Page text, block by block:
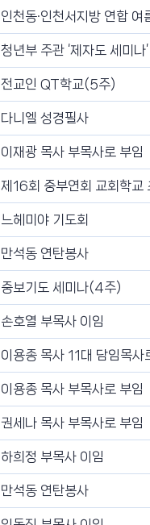
인천동·인천서지방 연합
청년부 주관 ‘제자도 세미나’
전교인 QT학교(5주)
다니엘 성경필사
이재광 목사 부목사로 부임
제16회 중부연회 교회학교
느헤미야 기도회
만석동 연탄봉사
중보기도 세미나(4주)
손호열 부목사 이임
이용종 목사 11대 담임목사
이용종 목사 부목사로 부임
권세나 목사 부목사로 부임
하희정 부목사 이임
만석동 연탄봉사